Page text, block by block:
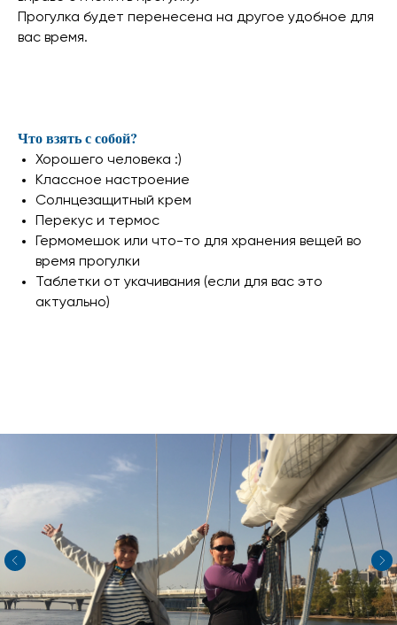
Прогулка будет перенесена на другое удобное для
вас время.
Что взять с собой?
Хорошего человека :)
Классное настроение
Солнцезащитный крем
Перекус и термос
Гермомешок или что-то для хранения вещей во
время прогулки
Таблетки от укачивания (если для вас это
актуально)